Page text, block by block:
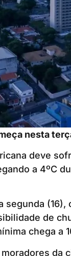
nesta
deve
a 4ºC
segunda (16),
de
chega a
da